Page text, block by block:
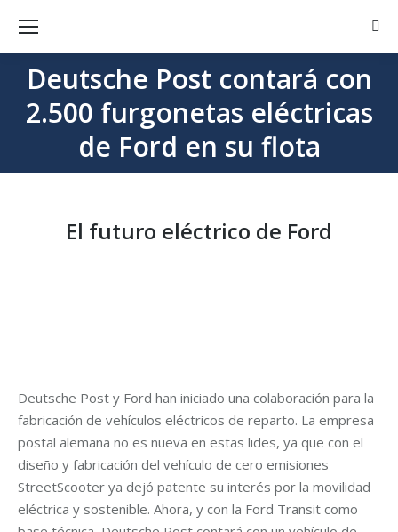
Deutsche Post contará con
2.500 furgonetas eléctricas
de Ford en su flota
Estás aquí:
El futuro eléctrico de Ford
Deutsche Post y Ford han iniciado una colaboración para la
fabricación de vehículos eléctricos de reparto. La empresa
postal alemana no es nueva en estas lides, ya que con el
diseño y fabricación del vehículo de cero emisiones
StreetScooter ya dejó patente su interés por la movilidad
eléctrica y sostenible. Ahora, y con la Ford Transit como